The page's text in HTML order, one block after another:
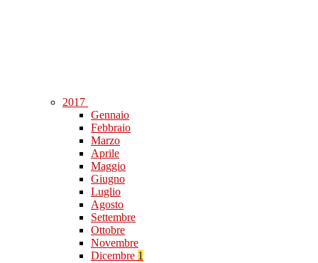
2017
Gennaio
Febbraio
Marzo
Aprile
Maggio
Giugno
Luglio
Agosto
Settembre
Ottobre
Novembre
Dicembre 1